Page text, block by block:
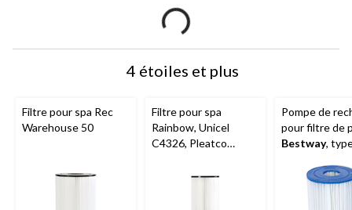
4 étoiles et plus
Filtre pour spa Rec
Warehouse 50
Filtre pour spa
Rainbow, Unicel
C4326, Pleatco
Pompe de
pour filtre de
Bestway,